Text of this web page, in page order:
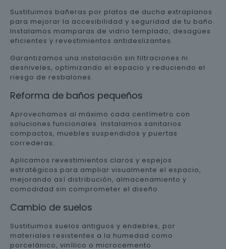
Sustituimos bañeras por platos de ducha extraplanos
para mejorar la accesibilidad y seguridad de tu baño.
Instalamos mamparas de vidrio templado, desagües
eficientes y revestimientos antideslizantes.
Garantizamos una instalación sin filtraciones ni
desniveles, optimizando el espacio y reduciendo el
riesgo de resbalones.
Reforma de baños pequeños
Aprovechamos al máximo cada centímetro con
soluciones funcionales. Instalamos sanitarios
compactos, muebles suspendidos y puertas
correderas.
Aplicamos revestimientos claros y espejos
estratégicos para ampliar visualmente el espacio,
mejorando así distribución, almacenamiento y
comodidad sin comprometer el diseño.
Cambio de suelos
Sustituimos suelos antiguos y endebles, por
materiales resistentes a la humedad como
porcelánico, vinílico o microcemento.